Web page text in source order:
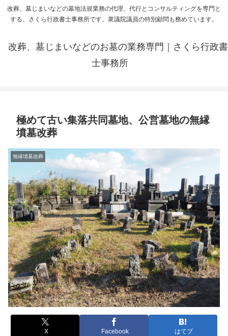
改葬、墓じまいなどの墓地法規業務の代理、代行とコンサルティングを専門と
する、さくら行政書士事務所です。衆議院議員の特別顧問も務めています。
改葬、墓じまいなどのお墓の業務専門｜さくら行政書
士事務所
極めて古い集落共同墓地、公営墓地の無縁
墳墓改葬
無縁墳墓改葬
X Facebook はてブ